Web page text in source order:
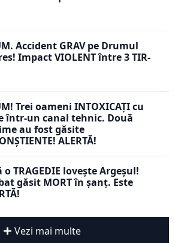
Accident GRAV pe Drumul
Impact VIOLENT între 3 TIR-
Trei oameni INTOXICAȚI cu
într-un canal tehnic. Două
au fost găsite
ALERTĂ!
o TRAGEDIE lovește Argeșul!
găsit MORT în șanț. Este
Vezi mai multe